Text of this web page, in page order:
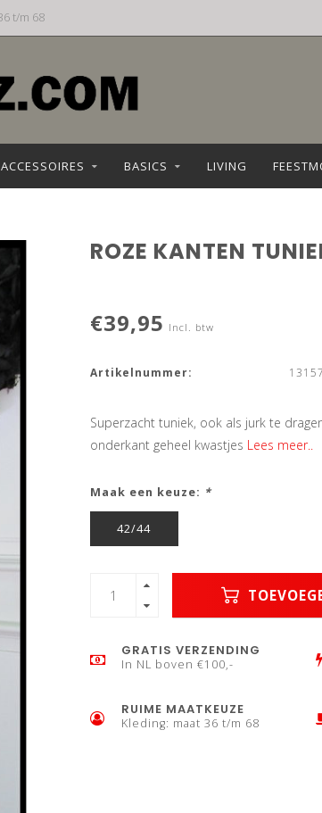
ACCESSOIRES BASICS LIVING
ROZE KANTEN
€39,95 Incl. btw
Artikelnummer: 13157
Superzacht tuniek, ook als jurk te
onderkant geheel kwastjes Lees meer..
Maak een keuze: *
42/44
GRATIS VERZENDING
In NL boven €100,-
RUIME MAATKEUZE
Kleding: maat 36 t/m 68